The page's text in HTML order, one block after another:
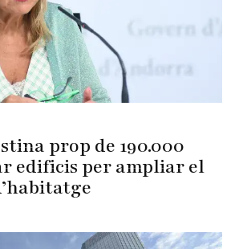
prop de 190.000
edificis per ampliar el